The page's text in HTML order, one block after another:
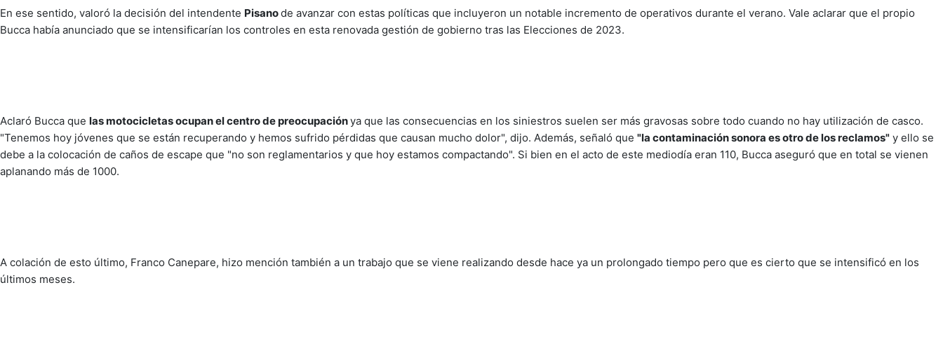
En ese sentido, valoró la decisión del intendente Pisanode avanzar con estas políticas que incluyeron un notable incremento de operativos durante el verano. Vale aclarar que el propio
Bucca había anunciado que se intensificarían los controles en esta renovada gestión de gobierno tras las Elecciones de 2023.
Aclaró Bucca que las motocicletas ocupan el centro de preocupaciónya que las consecuencias en los siniestros suelen ser más gravosas sobre todo cuando no hay utilización de casco.
"Tenemos hoy jóvenes que se están recuperando y hemos sufrido pérdidas que causan mucho dolor", dijo. Además, señaló que "la contaminación sonora es otro de los reclamos" y ello se
debe a la colocación de caños de escape que "no son reglamentarios y que hoy estamos compactando". Si bien en el acto de este mediodía eran 110, Bucca aseguró que en total se vienen
aplanando más de 1000.
A colación de esto último, Franco Canepare, hizo mención también a un trabajo que se viene realizando desde hace ya un prolongado tiempo pero que es cierto que se intensificó en los
últimos meses.